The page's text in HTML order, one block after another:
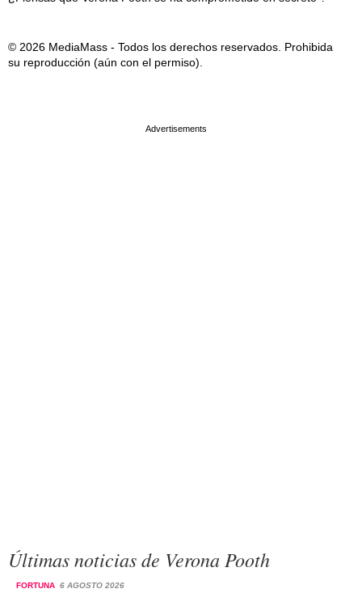
© 2026 MediaMass - Todos los derechos reservados. Prohibida
su reproducción (aún con el permiso).
Últimas noticias de Verona Pooth
FORTUNA 6 AGOSTO 2026